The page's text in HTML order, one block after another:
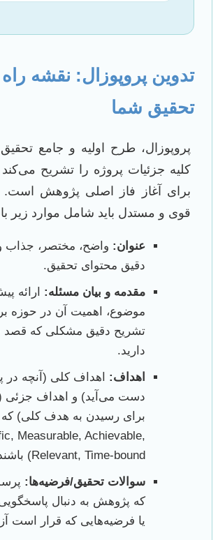
تدوین پروپوزال: نقشه
تحقیق شما
پروپوزال، طرح اولیه و جامع
کلیه جزئیات پروژه را تشریح
برای آغاز فاز اصلی پژوهش است.
قوی و مستدل باید شامل موارد زیر
عنوان: واضح، مختصر، جذاب
دقیق محتوای تحقیق.
مقدمه و بیان مسئله: ارائه
موضوع، اهمیت آن در حوزه
تشریح دقیق مشکلی که قصد
دارید.
اهداف: اهداف کلی (آنچه در
دست می‌آید) و اهداف جزئی
Measurable, Achievable,
Relevant, Time-bound) باشند.
سوالات تحقیق/فرضیه‌ها:
که پژوهش به دنبال
یا فرضیه‌هایی که قرار است